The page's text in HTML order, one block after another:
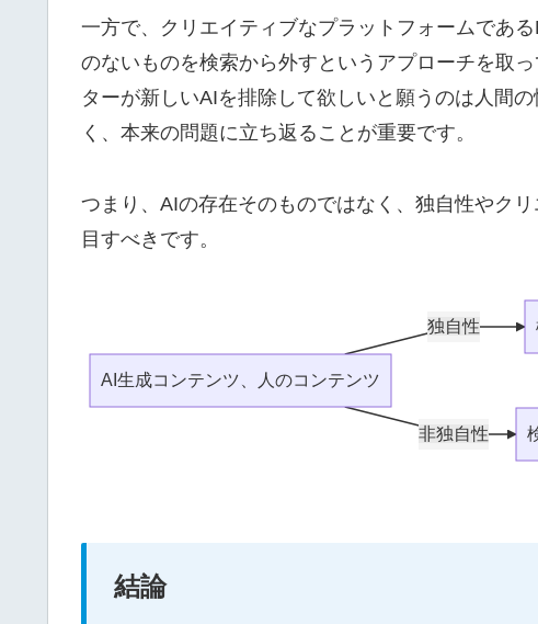
一方で、クリエイティブなプラットフォームであ
のないものを検索から外すというアプローチを取
ターが新しいAIを排除して欲しいと願うのは人間
く、本来の問題に立ち返ることが重要です。
つまり、AIの存在そのものではなく、独自性やク
目すべきです。
独自性
非独自性
AI生成コンテンツ、人のコンテンツ
結論